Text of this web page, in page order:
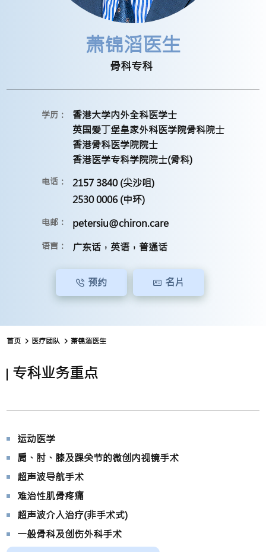
萧锦滔医生
骨科专科
学历：
香港大学内外全科医学士
英国爱丁堡皇家外科医学院骨科院士
香港骨科医学院院士
香港医学专科学院院士(骨科)
电话：
2157 3840 (尖沙咀)
2530 0006 (中环)
电邮： petersiu@chiron.care
语言： 广东话，英语，普通话
预约 名片
首页 医疗团队 萧锦滔医生
专科业务重点
运动医学
肩、肘、膝及踝关节的微创内视镜手术
超声波导航手术
难治性肌骨疼痛
超声波介入治疗(非手术式)
一般骨科及创伤外科手术